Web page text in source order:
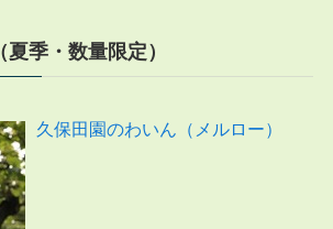
季・数量限定）
久保田園のわいん（メルロー）